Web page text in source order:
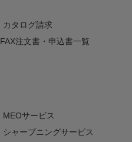
カタログ請求
FAX注文書・申込書一覧
MEOサービス
シャープニングサービス